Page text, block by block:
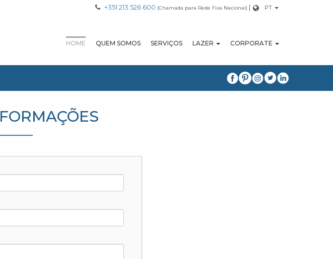
+351 213 526 600 (Chamada para Rede Fixa Nacional) | PT
HOME QUEM SOMOS SERVIÇOS LAZER CORPORATE